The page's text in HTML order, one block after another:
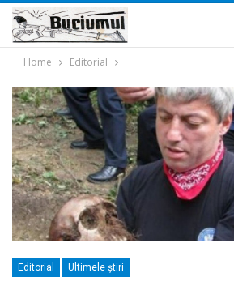
Home Editorial
Editorial Ultimele ştiri